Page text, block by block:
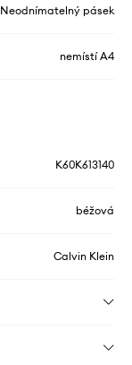
Neodnímatelný pásek
nemístí A4
K60K613140
béžová
Calvin Klein